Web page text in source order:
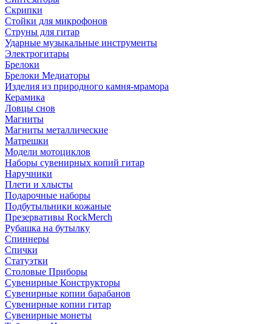
Скрипки
Стойки для микрофонов
Струны для гитар
Ударные музыкальные инструменты
Электрогитары
Брелоки
Брелоки Медиаторы
Изделия из природного камня-мрамора
Керамика
Ловцы снов
Магниты
Магниты металлические
Матрешки
Модели мотоциклов
Наборы сувенирных копий гитар
Наручники
Плети и хлысты
Подарочные наборы
Подбутыльники кожаные
Презервативы RockMerch
Рубашка на бутылку
Спиннеры
Спички
Статуэтки
Столовые Приборы
Сувенирные Конструкторы
Сувенирные копии барабанов
Сувенирные копии гитар
Сувенирные монеты